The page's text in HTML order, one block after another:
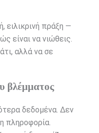
ειλικρινή πράξη —
είναι να νιώθεις.
αλλά να σε
βλέμματος
δεδομένα. Δεν
πληροφορία.